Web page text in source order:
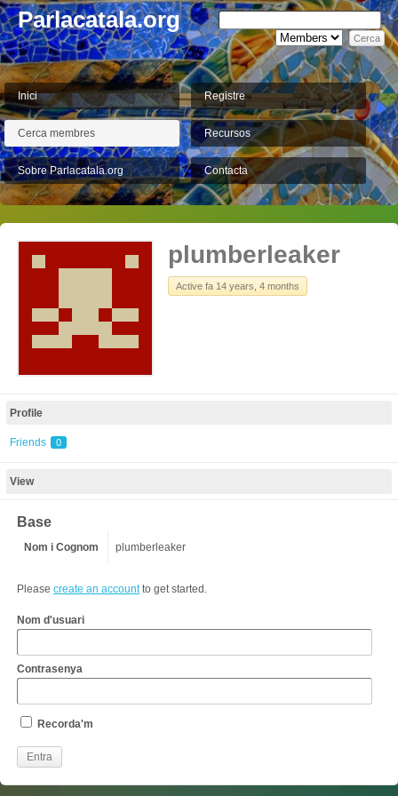
Parlacatala.org
Inici Registre
Cerca membres Recursos
Sobre Parlacatala.org Contacta
plumberleaker
Active fa 14 years, 4 months
Profile
Friends 0
View
Base
Nom i Cognom plumberleaker
Please create an accountto get started.
Nom d'usuari
Contrasenya
Recorda'm